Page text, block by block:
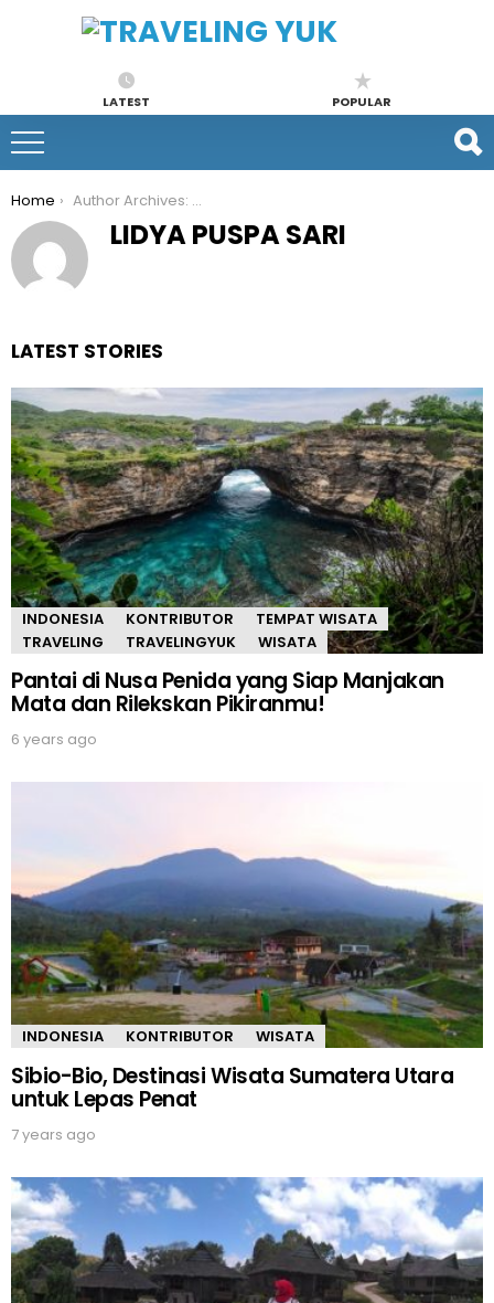
LATEST POPULAR
You are here:
Home Author Archives: Lidya Puspa Sari
LIDYA PUSPA SARI
LATEST STORIES
INDONESIA KONTRIBUTOR
TEMPAT WISATA
TRAVELING
TRAVELINGYUK WISATA
Pantai di Nusa Penida yang Siap Manjakan
Mata dan Rilekskan Pikiranmu!
6 years ago
INDONESIA KONTRIBUTOR WISATA
Sibio-Bio, Destinasi Wisata Sumatera Utara
untuk Lepas Penat
7 years ago